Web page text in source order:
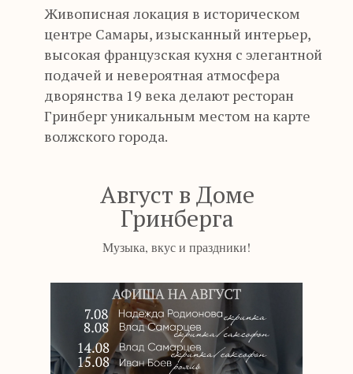
Живописная локация в историческом
центре Самары, изысканный интерьер,
высокая французская кухня с элегантной
подачей и невероятная атмосфера
дворянства 19 века делают ресторан
Гринберг уникальным местом на карте
волжского города.
Август в Доме
Гринберга
Музыка, вкус и праздники!
MAXMARA И
ДОМ ГРИНБЕРГА